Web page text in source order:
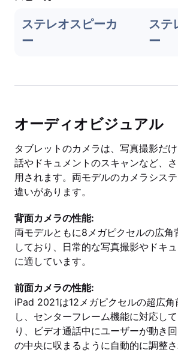
ステレオスピーカ
ー
ステ
ー
オーディオビジュアル
タブレットのカメラは、写真撮影だ
話やドキュメントのスキャンなど、
用されます。両モデルのカメラシス
違いがあります。
背面カメラの性能:
両モデルともに8メガピクセルの広角
しており、日常的な写真撮影やドキ
に適しています。
前面カメラの性能:
iPad 2021は12メガピクセルの超広
し、センターフレーム機能に対応し
り、ビデオ通話中にユーザーが動き
の中央に収まるように自動的に調整